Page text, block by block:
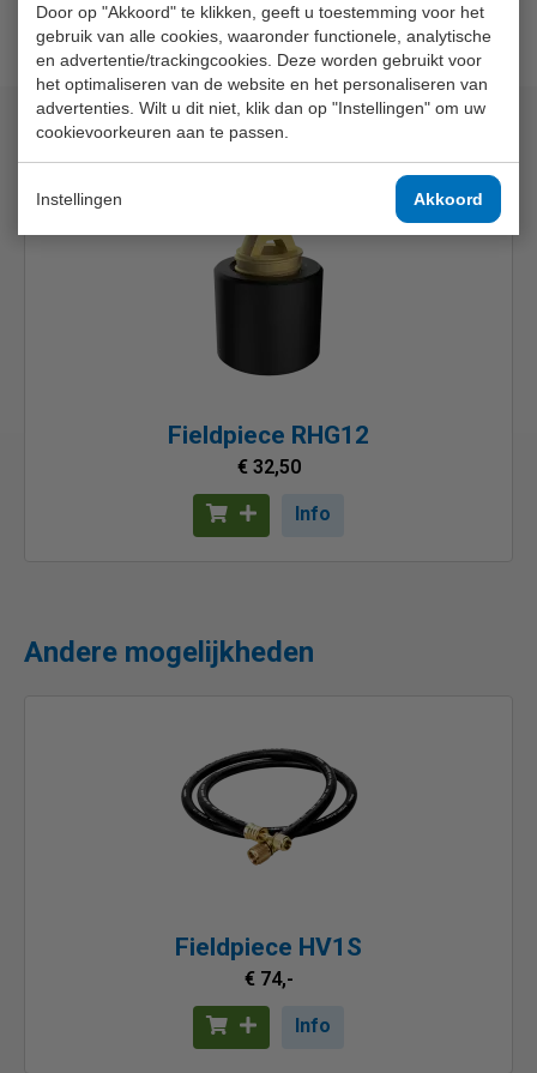
Door op "Akkoord" te klikken, geeft u toestemming voor het
gebruik van alle cookies, waaronder functionele, analytische
en advertentie/trackingcookies. Deze worden gebruikt voor
het optimaliseren van de website en het personaliseren van
advertenties. Wilt u dit niet, klik dan op "Instellingen" om uw
cookievoorkeuren aan te passen.
Instellingen Akkoord
Bijpassende artikelen
Fieldpiece RHG12
€ 32,50
Info
Andere mogelijkheden
Fieldpiece HV1S
€ 74,-
Info